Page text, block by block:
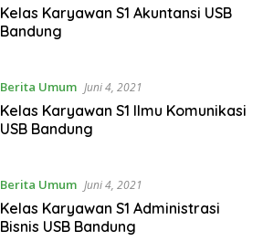
Kelas Karyawan S1 Akuntansi USB
Bandung
Berita Umum Juni 4, 2021
Kelas Karyawan S1 Ilmu Komunikasi
USB Bandung
Berita Umum Juni 4, 2021
Kelas Karyawan S1 Administrasi
Bisnis USB Bandung